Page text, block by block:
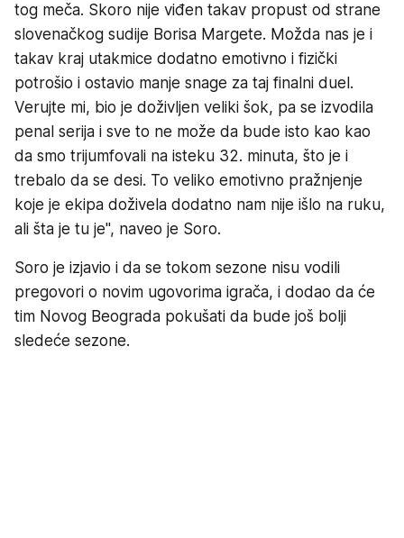
tog meča. Skoro nije viđen takav propust od strane
slovenačkog sudije Borisa Margete. Možda nas je i
takav kraj utakmice dodatno emotivno i fizički
potrošio i ostavio manje snage za taj finalni duel.
Verujte mi, bio je doživljen veliki šok, pa se izvodila
penal serija i sve to ne može da bude isto kao kao
da smo trijumfovali na isteku 32. minuta, što je i
trebalo da se desi. To veliko emotivno pražnjenje
koje je ekipa doživela dodatno nam nije išlo na ruku,
ali šta je tu je", naveo je Soro.
Soro je izjavio i da se tokom sezone nisu vodili
pregovori o novim ugovorima igrača, i dodao da će
tim Novog Beograda pokušati da bude još bolji
sledeće sezone.